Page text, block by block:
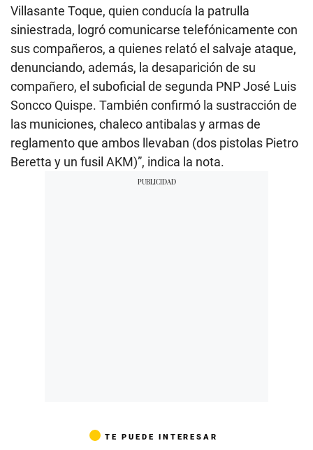
Villasante Toque, quien conducía la patrulla
siniestrada, logró comunicarse telefónicamente con
sus compañeros, a quienes relató el salvaje ataque,
denunciando, además, la desaparición de su
compañero, el suboficial de segunda PNP José Luis
Soncco Quispe. También confirmó la sustracción de
las municiones, chaleco antibalas y armas de
reglamento que ambos llevaban (dos pistolas Pietro
Beretta y un fusil AKM)”, indica la nota.
TE PUEDE INTERESAR